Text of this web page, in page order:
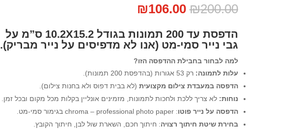
₪200.00 המחיר
היה:
₪200.00.
₪106.00
הוא:
₪106.00.
הדפסת עד 200 תמונות בגודל 10.2X15.2 ס”מ על
גבי נייר סמי-מט (אנו לא מדפיסים על נייר מבריק).
למה לבחור בחבילת ההדפסה הזו?
עלות לתמונה: רק 53 אגורות (בהדפסת 200 תמונות).
הדפסה במעבדת צילום מקצועית (לא בבית דפוס ולא בחנות צילום).
נוחות: לא צריך ללכת ולחכות לתמונות, מזמינים אונליין בקלות מכל מקום ובכל זמן.
הדפסה על נייר פוטו: chroma – professional photo paper בגימור סמי-מט.
בחירת שיטת חיתוך רצויה: חיתוך חכם, השארת שול לבן, חיתוך הקובץ.